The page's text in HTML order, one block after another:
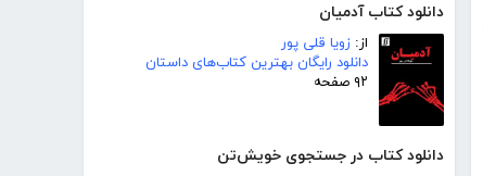
دانلود کتاب آدمیان
از: زویا قلی پور
دانلود رایگان بهترین کتاب‌های داستان
۹۲ صفحه
دانلود کتاب در جستجوی خویش‌تن